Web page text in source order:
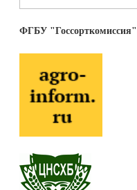
ФГБУ "Госсорткомиссия"